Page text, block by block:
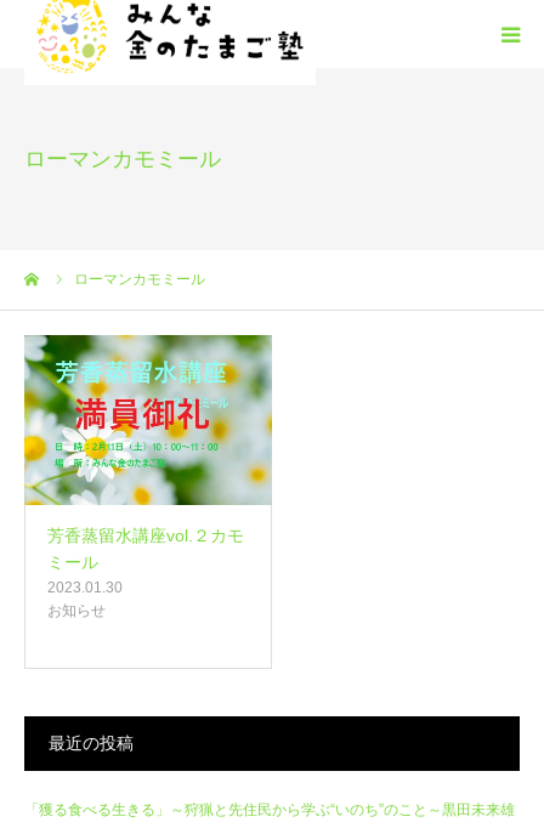
ローマンカモミール
ローマンカモミール
芳香蒸留水講座vol.２カモ
ミール
2023.01.30
お知らせ
最近の投稿
「獲る食べる生きる」～狩猟と先住民から学ぶ“いのち”のこと～黒田未来雄
HGM
塾生募集
安心安全
お問い合わせ